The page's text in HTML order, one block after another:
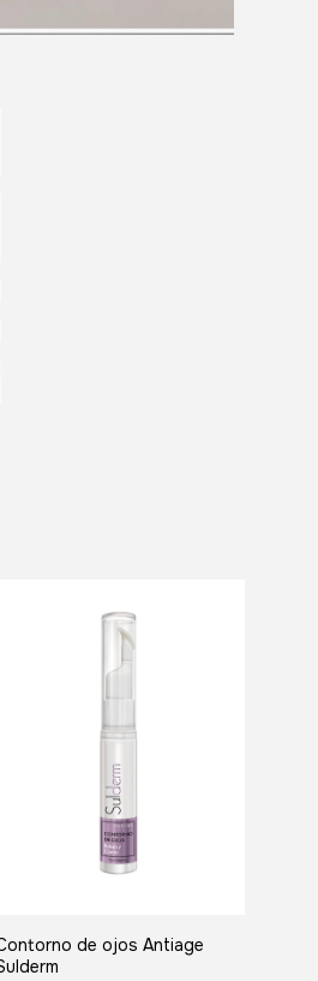
de ojos Antiage